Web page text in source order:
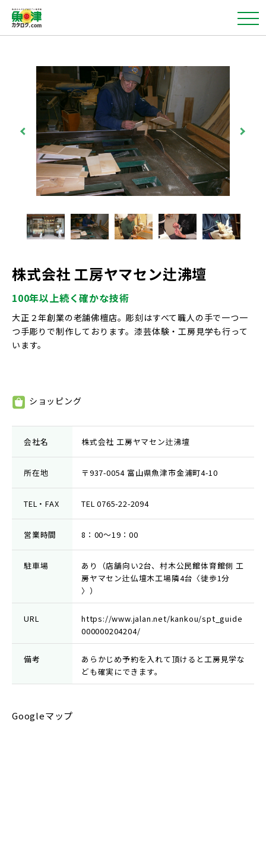
株式会社 工房ヤマセン辻沸壇
100年以上続く確かな技術
大正２年創業の老舗佛檀店。彫刻はすべて職人の手で一つ一
つ手彫りで制作しております。漆芸体験・工房見学も行って
います。
⑤ ショッピング
会社名 株式会社 工房ヤマセン辻沸壇
所在地 〒937-0054 富山県魚津市金浦町4-10
TEL・FAX TEL 0765-22-2094
営業時間 8：00～19：00
駐車場
あり（店舗向い2台、村木公民館体育館側 工
房ヤマセン辻仏壇木工場隣4台〈徒歩1分
〉）
URL
https://www.jalan.net/kankou/spt_guide
000000204204/
備考
あらかじめ予約を入れて頂けると工房見学な
ども確実にできます。
Googleマップ